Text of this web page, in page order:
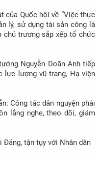
của Quốc hội về “Việc thực
lý, sử dụng tài sản công là
trương sắp xếp tổ chức
Nguyễn Doãn Anh tiếp
lực lượng vũ trang, Hạ viện
Công tác dân nguyện phải
lắng nghe, theo dõi, giám
Đảng, tận tụy với Nhân dân